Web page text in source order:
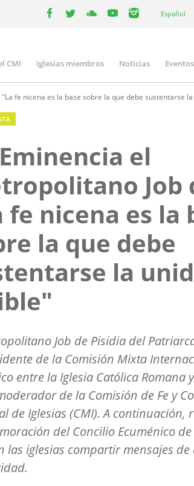
your
Español
CMI Iglesias miembros Noticias Eventos
fe nicena es la base sobre la que debe sustentarse
el
Job
fe nicena es la
la que debe
la
Job de Pisidia del
de la Comisión Mixta
entre la Iglesia Católica Romana
de la Comisión de Fe y
de Iglesias (CMI). A continuación,
del Concilio Ecuménico
las iglesias compartir mensajes